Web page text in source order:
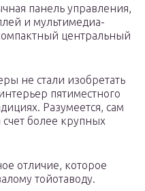
панель управления,
и мультимедиа-
центральный
не стали изобретать
пятиместного
Разумеется, сам
счет более крупных
отличие, которое
тойотаводу.